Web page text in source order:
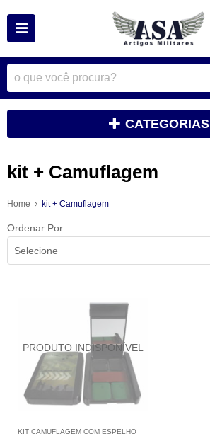
CATEGORIAS
kit + Camuflagem
Home kit + Camuflagem
Ordenar Por
Selecione
KIT CAMUFLAGEM COM ESPELHO